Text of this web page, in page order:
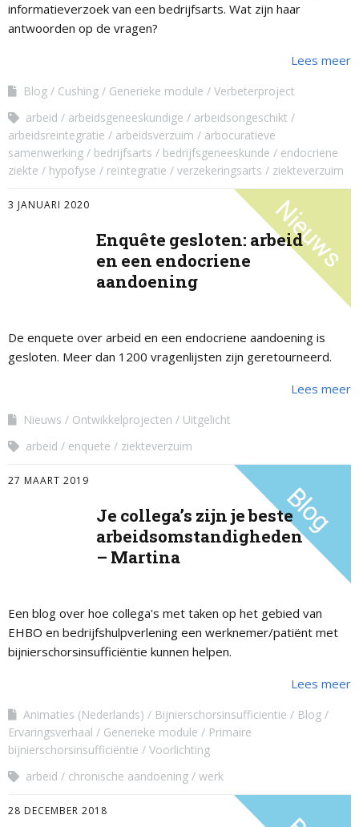
informatieverzoek van een bedrijfsarts. Wat zijn haar
antwoorden op de vragen?
Lees meer
Blog Cushing Generieke module
Verbeterproject
arbeid
arbeidsgeneeskundige
arbeidsongeschikt
arbeidsreintegratie
arbeidsverzuim
arbocuratieve
samenwerking
bedrijfsarts bedrijfsgeneeskunde
endocriene
ziekte
hypofyse reïntegratie verzekeringsarts ziekteverzuim
3 JANUARI 2020
Enquête gesloten: arbeid
en een endocriene
aandoening
De enquete over arbeid en een endocriene aandoening is
gesloten. Meer dan 1200 vragenlijsten zijn geretourneerd.
Lees meer
Nieuws Ontwikkelprojecten
Uitgelicht
arbeid
enquete ziekteverzuim
27 MAART 2019
Je collega’s zijn je beste
arbeidsomstandigheden
– Martina
Een blog over hoe collega's met taken op het gebied van
EHBO en bedrijfshulpverlening een werknemer/patiënt met
bijnierschorsinsufficiëntie kunnen helpen.
Lees meer
Animaties (Nederlands) Bijnierschorsinsufficientie
Blog
Ervaringsverhaal
Generieke module
Primaire
bijnierschorsinsufficiëntie
Voorlichting
arbeid
chronische aandoening werk
28 DECEMBER 2018